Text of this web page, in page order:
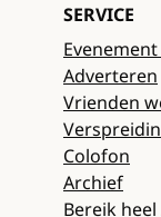
SERVICE
Adverteren
Vrienden
Colofon
Archief
Bereik